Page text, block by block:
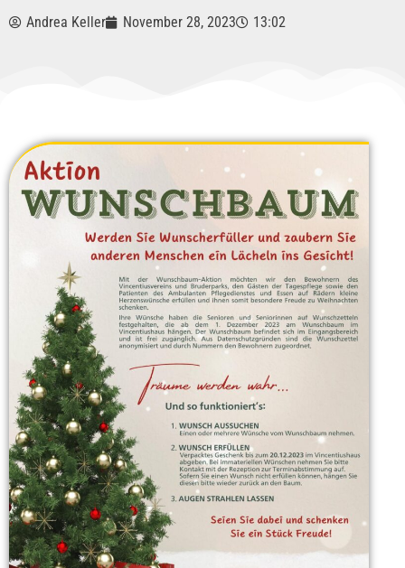
Andrea Keller November 28, 2023 13:02